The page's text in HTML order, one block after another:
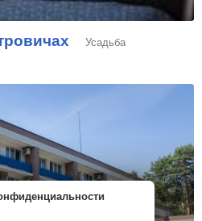
Усадьба